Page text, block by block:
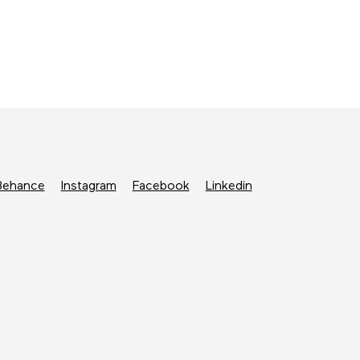
Instagram Facebook Linkedin